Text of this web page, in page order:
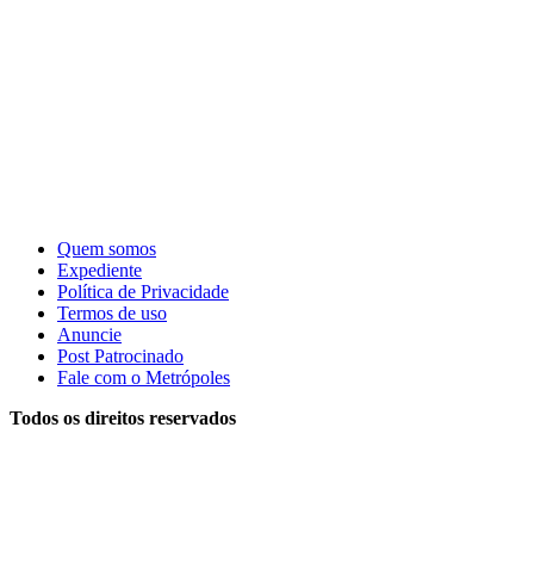
Quem somos
Expediente
Política de Privacidade
Termos de uso
Anuncie
Post Patrocinado
Fale com o Metrópoles
Todos os direitos reservados